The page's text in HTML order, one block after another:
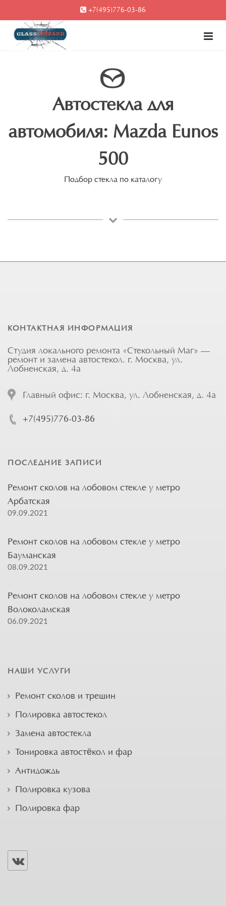
+7(495)776-03-86
Автостекла для
автомобиля: Mazda Eunos
500
Подбор стекла по каталогу
КОНТАКТНАЯ ИНФОРМАЦИЯ
Студия локального ремонта «Стекольный Маг» —
ремонт и замена автостекол. г. Москва, ул.
Лобненская, д. 4а
Главный офис: г. Москва, ул. Лобненская, д. 4а
+7(495)776-03-86
ПОСЛЕДНИЕ ЗАПИСИ
Ремонт сколов на лобовом стекле у метро
Арбатская
09.09.2021
Ремонт сколов на лобовом стекле у метро
Бауманская
08.09.2021
Ремонт сколов на лобовом стекле у метро
Волоколамская
06.09.2021
НАШИ УСЛУГИ
Ремонт сколов и трещин
Полировка автостекол
Замена автостекла
Тонировка автостёкол и фар
Антидождь
Полировка кузова
Полировка фар